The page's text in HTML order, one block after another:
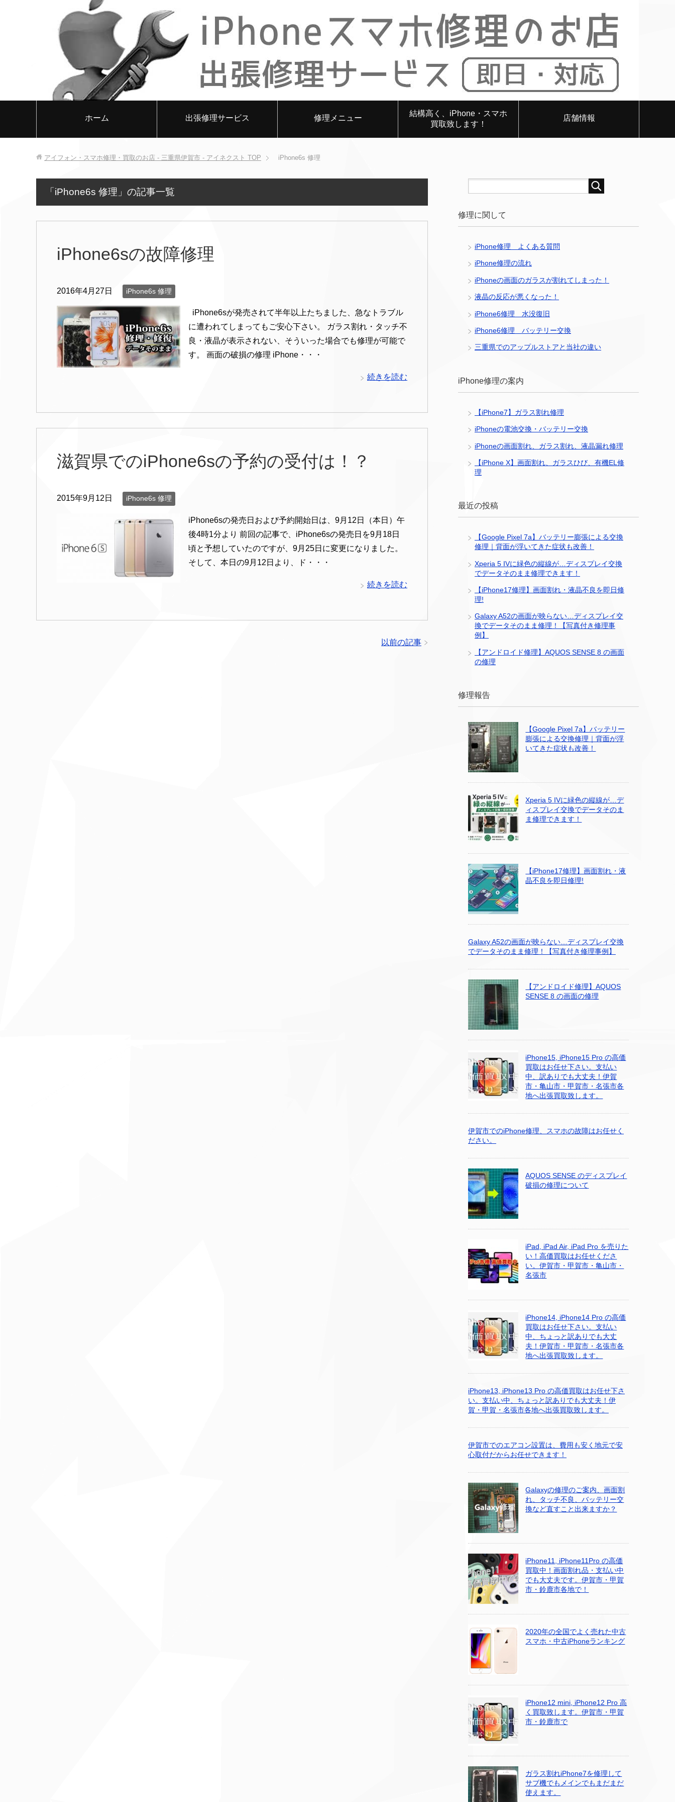
ホーム 出張修理サービス 修理メニュー
結構高く、iPhone・スマホ
買取致します！
店舗情報
アイフォン・スマホ修理・買取のお店 - 三重県伊賀市 - アイネクスト TOP iPhone6s 修理
「iPhone6s 修理」の記事一覧
iPhone6sの故障修理
2016年4月27日 iPhone6s 修理
iPhone6sが発売されて半年以上たちました、急なトラブル
に遭われてしまってもご安心下さい。 ガラス割れ・タッチ不
良・液晶が表示されない、そういった場合でも修理が可能で
す。 画面の破損の修理 iPhone・・・
続きを読む
滋賀県でのiPhone6sの予約の受付は！？
2015年9月12日 iPhone6s 修理
iPhone6sの発売日および予約開始日は、9月12日（本日）午
後4時1分より 前回の記事で、iPhone6sの発売日を9月18日
頃と予想していたのですが、9月25日に変更になりました。
そして、本日の9月12日より、ド・・・
続きを読む
以前の記事
修理に関して
iPhone修理 よくある質問
iPhone修理の流れ
iPhoneの画面のガラスが割れてしまった！
液晶の反応が悪くなった！
iPhone6修理 水没復旧
iPhone6修理 バッテリー交換
三重県でのアップルストアと当社の違い
iPhone修理の案内
【iPhone7】ガラス割れ修理
iPhoneの電池交換・バッテリー交換
iPhoneの画面割れ、ガラス割れ、液晶漏れ修理
【iPhone X】画面割れ、ガラスひび、有機EL修
理
最近の投稿
【Google Pixel 7a】バッテリー膨張による交換
修理｜背面が浮いてきた症状も改善！
Xperia 5 IVに緑色の縦線が…ディスプレイ交換
でデータそのまま修理できます！
【iPhone17修理】画面割れ・液晶不良を即日修
理!
Galaxy A52の画面が映らない…ディスプレイ交
換でデータそのまま修理！【写真付き修理事
例】
【アンドロイド修理】AQUOS SENSE 8 の画面
の修理
修理報告
【Google Pixel 7a】バッテリー
膨張による交換修理｜背面が浮
いてきた症状も改善！
Xperia 5 IVに緑色の縦線が…デ
ィスプレイ交換でデータそのま
ま修理できます！
【iPhone17修理】画面割れ・液
晶不良を即日修理!
Galaxy A52の画面が映らない…ディスプレイ交換
でデータそのまま修理！【写真付き修理事例】
【アンドロイド修理】AQUOS
SENSE 8 の画面の修理
iPhone15, iPhone15 Pro の高価
買取はお任せ下さい。支払い
中、訳ありでも大丈夫！伊賀
市・亀山市・甲賀市・名張市各
地へ出張買取致します。
伊賀市でのiPhone修理、スマホの故障はお任せく
ださい。
AQUOS SENSE のディスプレイ
破損の修理について
iPad, iPad Air, iPad Pro を売りた
い！高価買取はお任せくださ
い。伊賀市・甲賀市・亀山市・
名張市
iPhone14, iPhone14 Pro の高価
買取はお任せ下さい。支払い
中、ちょっと訳ありでも大丈
夫！伊賀市・甲賀市・名張市各
地へ出張買取致します。
iPhone13, iPhone13 Pro の高価買取はお任せ下さ
い。支払い中、ちょっと訳ありでも大丈夫！伊
賀・甲賀・名張市各地へ出張買取致します。
伊賀市でのエアコン設置は、費用も安く地元で安
心取付だからお任せできます！
Galaxyの修理のご案内、画面割
れ、タッチ不良、バッテリー交
換など直すこと出来ますか？
iPhone11, iPhone11Pro の高価
買取中！画面割れ品・支払い中
でも大丈夫です。伊賀市・甲賀
市・鈴鹿市各地で！
2020年の全国でよく売れた中古
スマホ・中古iPhoneランキング
iPhone12 mini, iPhone12 Pro 高
く買取致します。伊賀市・甲賀
市・鈴鹿市で
ガラス割れiPhone7を修理して
サブ機でもメインでもまだまだ
使えます。